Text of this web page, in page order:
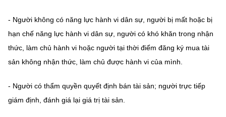
- Người không có năng lực hành vi dân sự, người bị mất hoặc bị
hạn chế năng lực hành vi dân sự, người có khó khăn trong nhận
thức, làm chủ hành vi hoặc người tại thời điểm đăng ký mua tài
sản không nhận thức, làm chủ được hành vi của mình.
- Người có thẩm quyền quyết định bán tài sản; người trực tiếp
giám định, đánh giá lại giá trị tài sản.